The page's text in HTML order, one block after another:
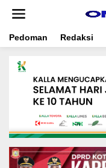
t
Pedoman Redaksi